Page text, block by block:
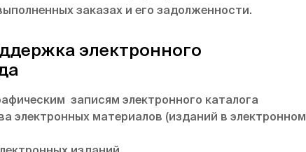
заказах и его задолженности.
электронного
записям электронного каталога
электронных материалов (изданий в электронном